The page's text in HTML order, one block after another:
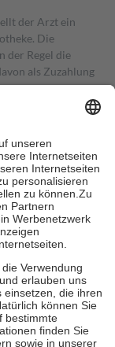
der Arzt ein
Die
der Regel die
als Zuzahlung
Höhe von zehn
die tatsächlichen
Apotheken.
die
Euro je
Gesundheit zu
unterstützen,
18. Lebensjahr
die von der